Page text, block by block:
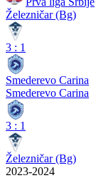
Železničar (Bg)
3 : 1
Smederevo Carina
Smederevo Carina
3 : 1
Železničar (Bg)
2023-2024